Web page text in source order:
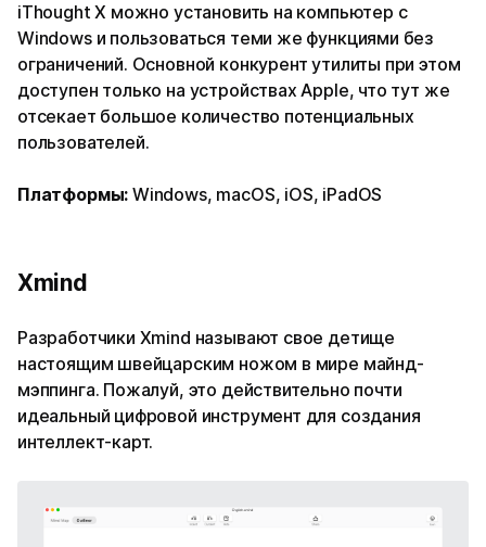
iThought X можно установить на компьютер с
Windows и пользоваться теми же функциями без
ограничений. Основной конкурент утилиты при этом
доступен только на устройствах Apple, что тут же
отсекает большое количество потенциальных
пользователей.
Платформы: Windows, macOS, iOS, iPadOS
Xmind
Разработчики Xmind называют свое детище
настоящим швейцарским ножом в мире майнд-
мэппинга. Пожалуй, это действительно почти
идеальный цифровой инструмент для создания
интеллект-карт.